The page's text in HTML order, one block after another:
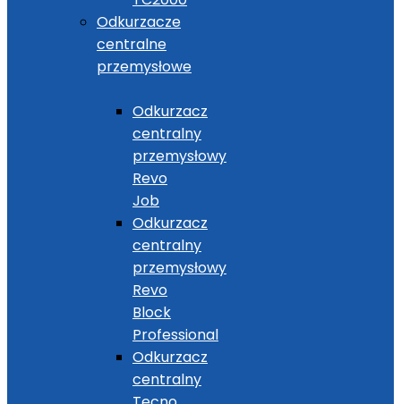
Odkurzacze
centralne
przemysłowe
Odkurzacz
centralny
przemysłowy
Revo
Job
Odkurzacz
centralny
przemysłowy
Revo
Block
Professional
Odkurzacz
centralny